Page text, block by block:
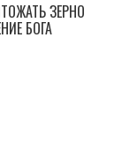
ЗЕРНО
БОГА